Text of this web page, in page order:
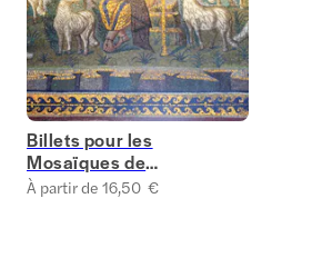
Billets pour les
Mosaïques de
Ravenne
À partir de 16,50 €